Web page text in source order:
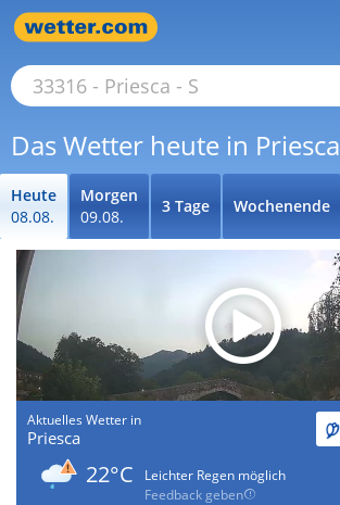
Das Wetter heute in Priesca
Heute
08.08.
Morgen
09.08.
3 Tage Wochenende
Aktuelles Wetter in
Priesca
22°C
Leichter Regen möglich
Feedback geben